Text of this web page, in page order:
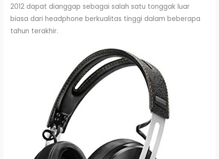
2012 dapat dianggap sebagai salah satu tonggak luar
biasa dari headphone berkualitas tinggi dalam beberapa
tahun terakhir.